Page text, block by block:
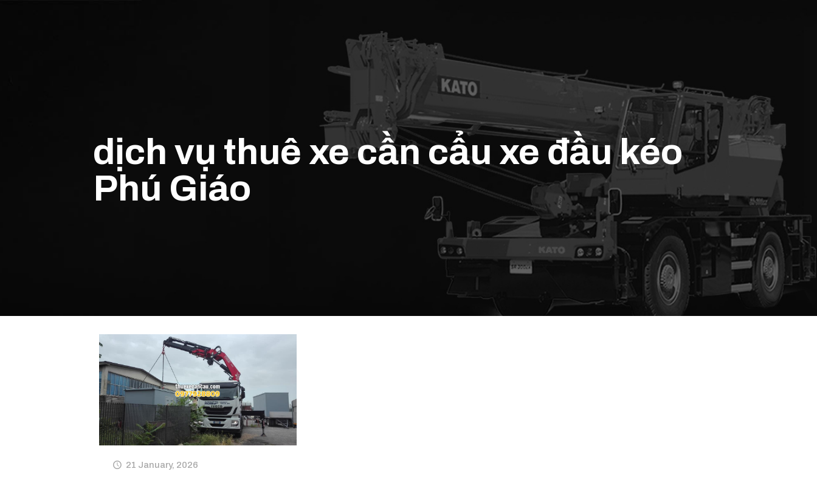
dịch vụ thuê xe cần cẩu xe đầu kéo
Phú Giáo
21 January, 2026